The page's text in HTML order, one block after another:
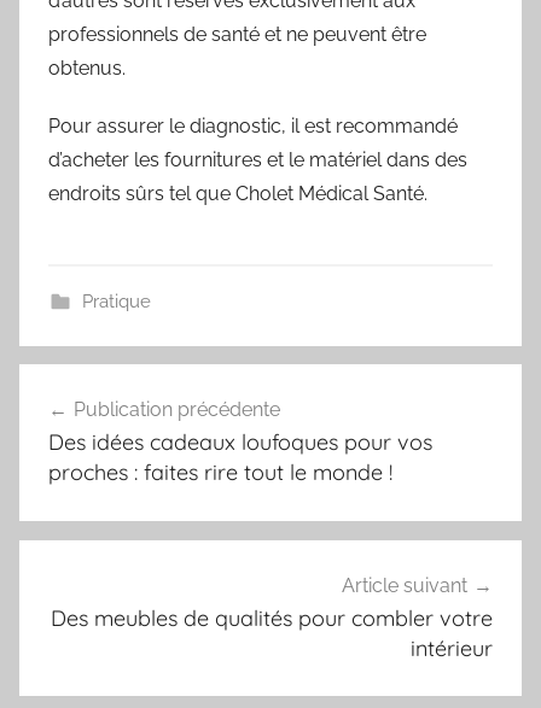
professionnels de santé et ne peuvent être
obtenus.
Pour assurer le diagnostic, il est recommandé
d’acheter les fournitures et le matériel dans des
endroits sûrs tel que Cholet Médical Santé.
Pratique
de
l’article
Publication précédente
Des idées cadeaux loufoques pour vos
proches : faites rire tout le monde !
Article suivant
Des meubles de qualités pour combler votre
intérieur